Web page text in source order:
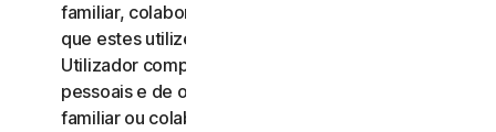
familiar, colaboradores de Pequena Empresa para
que estes utilizem os Serviços. Nesses casos, o
Utilizador compromete-se a fornecer dados
pessoais e de outros membros do seu agregado
familiar ou colaboradores da sua PE que sejam